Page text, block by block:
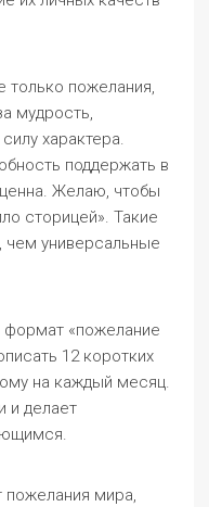
только пожелания,
мудрость,
характера.
поддержать в
Желаю, чтобы
сторицей». Такие
чем универсальные
формат «пожелание
12 коротких
на каждый месяц.
и делает
пожелания мира,